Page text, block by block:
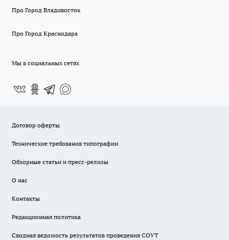
Про Город Владивосток
Про Город Краснодара
Мы в социальных сетях
Договор оферты
Технические требования типографии
Обзорные статьи и пресс-релизы
О нас
Контакты
Редакционная политика
Сводная ведомость результатов проведения СОУТ